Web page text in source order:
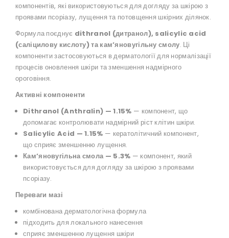
компонентів, які використовуються для догляду за шкірою з
проявами псоріазу, лущення та потовщення шкірних ділянок.
Формула поєднує dithranol (дитранол), salicylic acid
(саліцилову кислоту) та кам’яновугільну смолу. Ці
компоненти застосовуються в дерматології для нормалізації
процесів оновлення шкіри та зменшення надмірного
ороговіння.
Активні компоненти
Dithranol (Anthralin) — 1.15% — компонент, що
допомагає контролювати надмірний ріст клітин шкіри.
Salicylic Acid — 1.15% — кератолітичний компонент,
що сприяє зменшенню лущення.
Кам’яновугільна смола — 5.3% — компонент, який
використовується для догляду за шкірою з проявами
псоріазу.
Переваги мазі
комбінована дерматологічна формула
підходить для локального нанесення
сприяє зменшенню лущення шкіри